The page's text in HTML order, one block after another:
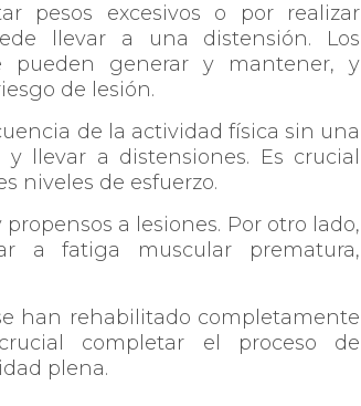
pesos excesivos o por realizar
llevar a una distensión. Los
generar y mantener, y
de lesión.
de la actividad física sin una
llevar a distensiones. Es crucial
niveles de esfuerzo.
a lesiones. Por otro lado,
a fatiga muscular prematura,
han rehabilitado completamente
completar el proceso de
plena.